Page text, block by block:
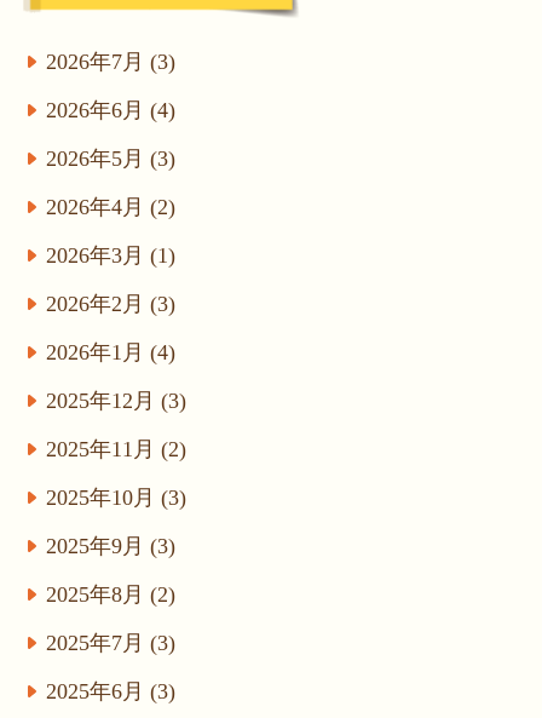
2026年7月 (3)
2026年6月 (4)
2026年5月 (3)
2026年4月 (2)
2026年3月 (1)
2026年2月 (3)
2026年1月 (4)
2025年12月 (3)
2025年11月 (2)
2025年10月 (3)
2025年9月 (3)
2025年8月 (2)
2025年7月 (3)
2025年6月 (3)